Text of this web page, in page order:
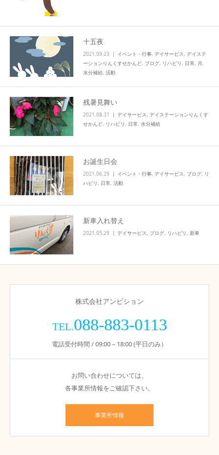
十五夜
2021.09.23 イベント・行事, デイサービス, デイステ
ーションりんくすせかんど, ブログ, リハビリ, 日常, 月,
水分補給, 活動
残暑見舞い
2021.08.31 デイサービス, デイステーションりんくす
せかんど, リハビリ, 日常, 水分補給
お誕生日会
2021.06.29 イベント・行事, デイサービス , ブログ, リ
ハビリ , 日常, 活動
新車入れ替え
2021.05.29 デイサービス , ブログ, リハビリ , 新車
株式会社アンビション
TEL.088-883-0113
電話受付時間 / 09:00 – 18:00 (平日のみ）
お問い合わせについては、
各事業所情報をご確認下さい。
事業所情報